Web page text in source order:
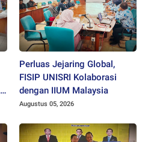
Perluas Jejaring Global,
FISIP UNISRI Kolaborasi
dengan IIUM Malaysia
Augustus 05, 2026